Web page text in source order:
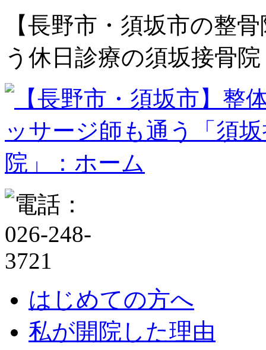
【長野市・須坂市の整
う休日診療の須坂接骨院
はじめての方へ
私が開院した理由